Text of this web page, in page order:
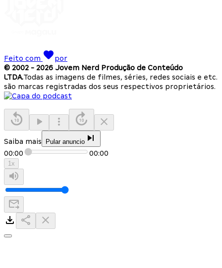
Feito com
por
© 2002 - 2026 Jovem Nerd Produção de Conteúdo
LTDA.Todas as imagens de filmes, séries, redes sociais e etc.
são marcas registradas dos seus respectivos proprietários.
Saiba mais Pular anuncio
00:00 00:00
1x